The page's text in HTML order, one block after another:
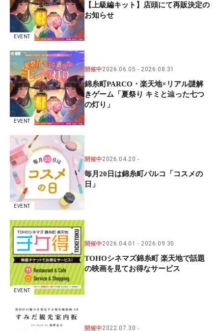
EVENT
【上級編キット】店頭にて再販決定の
お知らせ
EVENT
開催中2026.06.05 2026.08.31
錦糸町PARCO・楽天地×リアル謎解
きゲーム「夏祭り キミと辿った七つ
の灯り」
EVENT
開催中2026.04.20
毎月20日は錦糸町パルコ「コスメの
日」
EVENT
開催中2026.04.01 2026.09.30
TOHOシネマズ錦糸町 楽天地で話題
の映画を見てお得なサービス
開催中2022.07.30